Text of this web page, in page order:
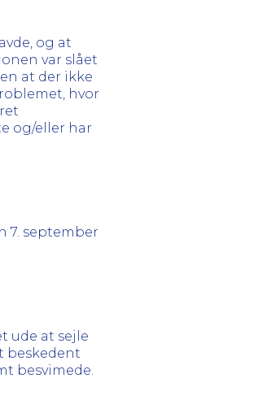
og at
var slået
at der ikke
hvor
og/eller har
7. september
ude at sejle
beskedent
besvimede.